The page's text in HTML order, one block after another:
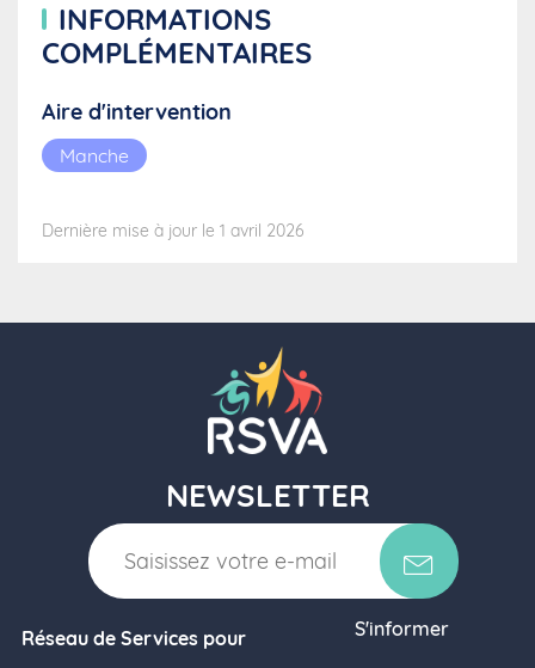
INFORMATIONS
COMPLÉMENTAIRES
Aire d'intervention
Manche
Dernière mise à jour le 1 avril 2026
NEWSLETTER
Réseau de Services pour
S'informer